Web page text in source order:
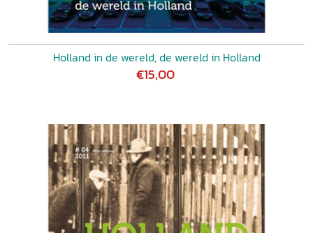
Holland in de wereld, de wereld in Holland
€15,00